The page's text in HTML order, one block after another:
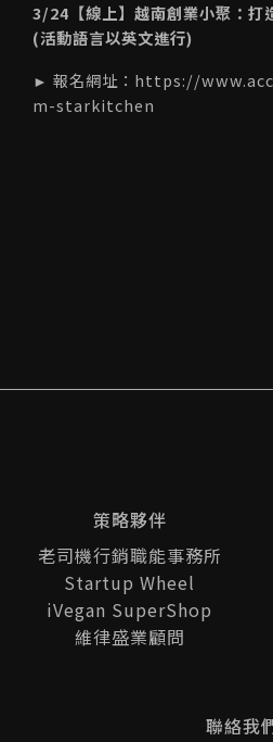
3/24【線上】越南創業小聚：打
(活動語言以英文進行)
► 報名網址： https://
m-starkitchen
策略夥伴
老司機行銷職能事務所
Startup Wheel
iVegan SuperShop
維律盛業顧問
聯絡我